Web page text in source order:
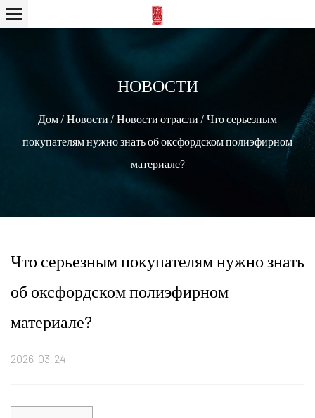
НОВОСТИ
Дом / Новости / Новости отрасли / Что серьезным
покупателям нужно знать об оксфордском полиэфирном
материале?
Что серьезным покупателям нужно знать
об оксфордском полиэфирном
материале?
2026-03-24